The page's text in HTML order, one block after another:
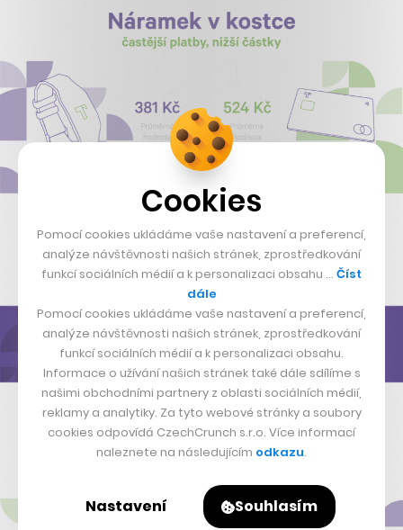
Cookies
Pomocí cookies ukládáme vaše nastavení a preferencí,
analýze návštěvnosti našich stránek, zprostředkování
funkcí sociálních médií a k personalizaci obsahu … Číst
dále
Pomocí cookies ukládáme vaše nastavení a preferencí,
analýze návštěvnosti našich stránek, zprostředkování
funkcí sociálních médií a k personalizaci obsahu.
Informace o užívání našich stránek také dále sdílíme s
našimi obchodními partnery z oblasti sociálních médií,
reklamy a analytiky. Za tyto webové stránky a soubory
cookies odpovídá CzechCrunch s.r.o. Více informací
naleznete na následujícím odkazu.
Nastavení Souhlasím